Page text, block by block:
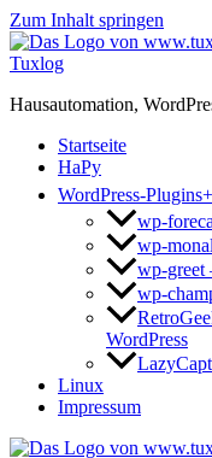
Zum Inhalt springen
Tuxlog
Hausautomation,
Startseite
HaPy
WordPress-
wp-
wp-
wp-greet
wp-
WordPress
Linux
Impressum